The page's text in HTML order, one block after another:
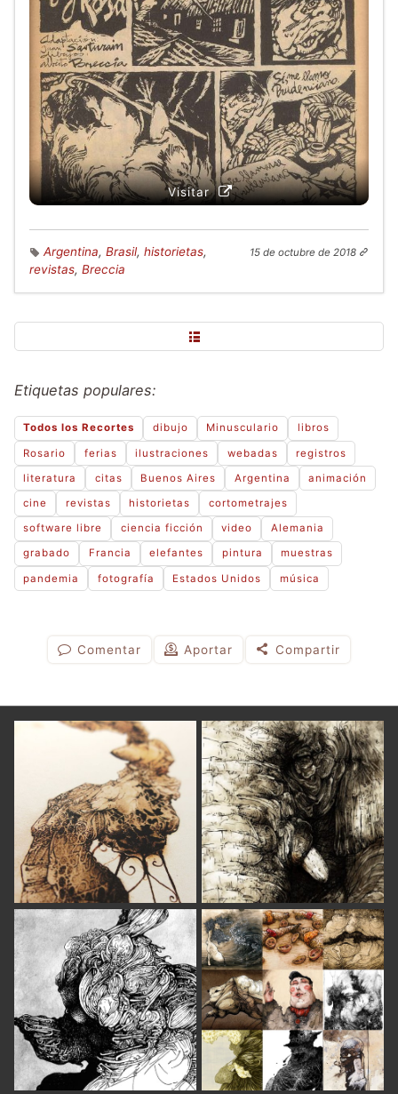
Visitar
Argentina, Brasil, historietas,
revistas, Breccia
15 de octubre de 2018
Etiquetas populares:
Todos los Recortes dibujo Minusculario libros
Rosario ferias ilustraciones webadas registros
literatura citas Buenos Aires Argentina animación
cine revistas historietas cortometrajes
software libre ciencia ficción video Alemania
grabado Francia elefantes pintura muestras
pandemia fotografía Estados Unidos música
Comentar Aportar Compartir